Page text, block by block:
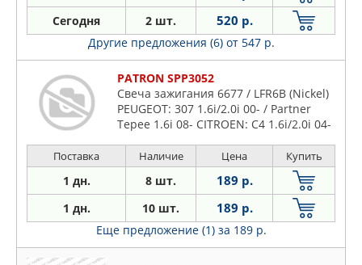
Сегодня 2 шт. 520 р.
Другие предложения (6) от 547 р.
PATRON SPP3052
Свеча зажигания 6677 / LFR6B (Nickel)
PEUGEOT: 307 1.6i/2.0i 00- / Partner
Tepee 1.6i 08- CITROEN: C4 1.6i/2.0i 04-
Поставка Наличие Цена Купить
1 дн. 8 шт. 189 р.
1 дн. 10 шт. 189 р.
Еще предложение (1) за 189 р.